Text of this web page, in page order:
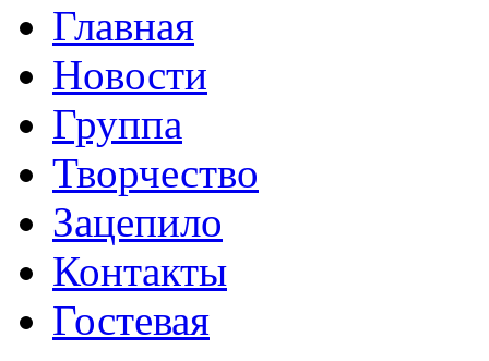
Главная
Новости
Группа
Творчество
Зацепило
Контакты
Гостевая